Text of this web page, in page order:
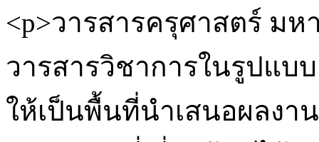
<p>วารสารครุศาสตร์ ม
วารสารวิชาการในรูปแบ
ให้เป็นพื้นที่นำเสนอผลงา